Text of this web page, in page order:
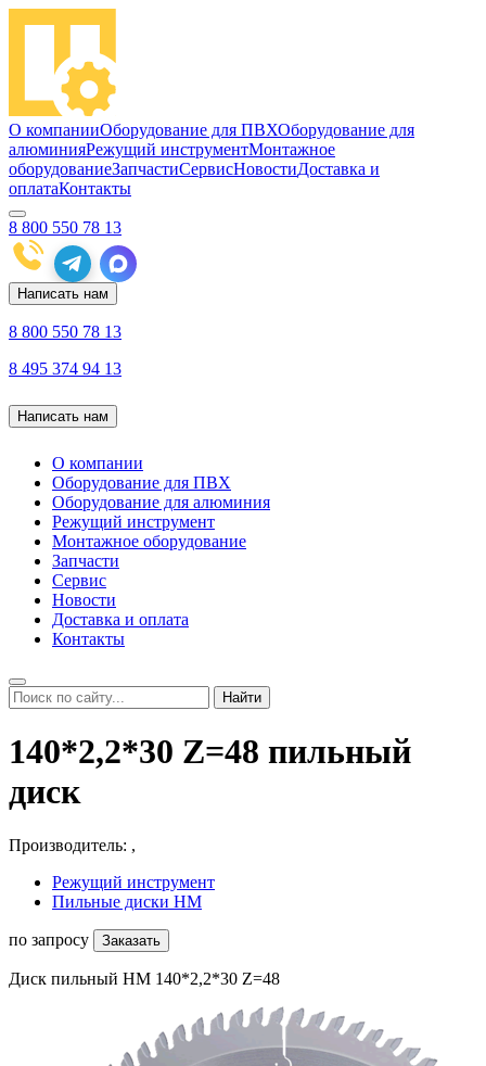
О компанииОборудование для ПВХОборудование для
алюминияРежущий инструментМонтажное
оборудованиеЗапчастиСервисНовостиДоставка и
оплатаКонтакты
8 800 550 78 13
Написать нам
8 800 550 78 13
8 495 374 94 13
Написать нам
О компании
Оборудование для ПВХ
Оборудование для алюминия
Режущий инструмент
Монтажное оборудование
Запчасти
Сервис
Новости
Доставка и оплата
Контакты
Найти
140*2,2*30 Z=48 пильный
диск
Производитель: ,
Режущий инструмент
Пильные диски HM
по запросу Заказать
Диск пильный НМ 140*2,2*30 Z=48